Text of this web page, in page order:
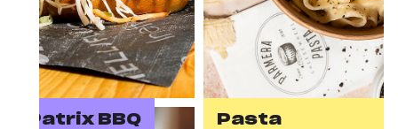
Patrix BBQ Pasta